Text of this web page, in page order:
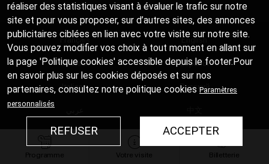
Français English
Deutsch Español
Italiano Русский
日本語
Programme Votre visite Billetterie
réaliser des statistiques visant à évaluer le trafic sur notre
site et pour vous proposer, sur d’autres sites, des annonces
publicitaires ciblées en lien avec votre visite sur notre site.
Vous pouvez modifier vos choix à tout moment en allant sur
la page 'Politique cookies' accessible depuis le footer.Pour
en savoir plus sur les cookies déposés et sur nos
partenaires, consultez notre politique cookies Paramètres
personnalisés
ACCEPTER
REFUSER